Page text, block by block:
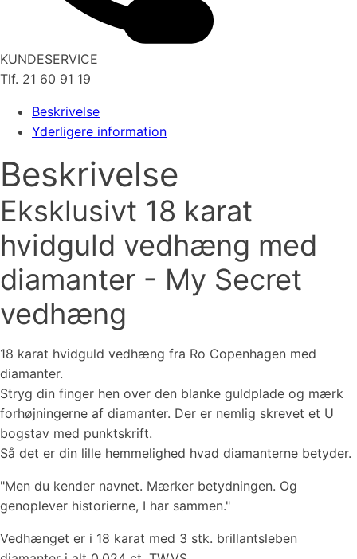
KUNDESERVICE
Tlf. 21 60 91 19
Beskrivelse
Yderligere information
Beskrivelse
Eksklusivt 18 karat
hvidguld vedhæng med
diamanter - My Secret
vedhæng
18 karat hvidguld vedhæng fra Ro Copenhagen med
diamanter.
Stryg din finger hen over den blanke guldplade og mærk
forhøjningerne af diamanter. Der er nemlig skrevet et U
bogstav med punktskrift.
Så det er din lille hemmelighed hvad diamanterne betyder.
"Men du kender navnet. Mærker betydningen. Og
genoplever historierne, I har sammen."
Vedhænget er i 18 karat med 3 stk. brillantsleben